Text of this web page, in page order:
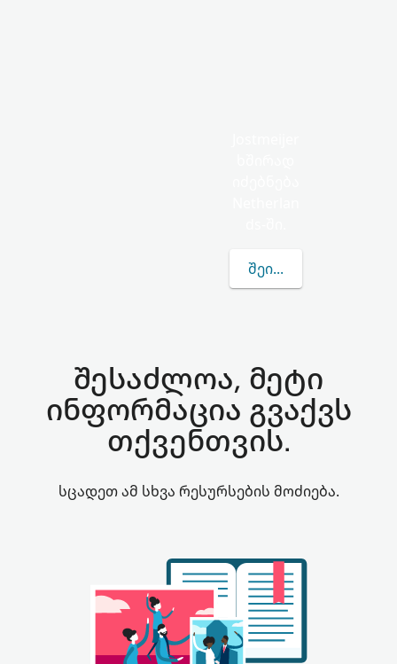
ᲨᲔᲘᲢᲧᲕᲔᲗ ᲛᲔᲢᲘ
შესაძლოა, მეტი
ინფორმაცია გვაქვს
თქვენთვის.
სცადეთ ამ სხვა რესურსების მოძიება.